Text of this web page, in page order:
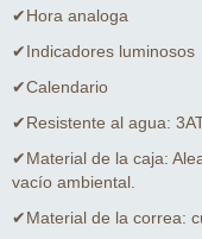
✔Hora analoga
✔Indicadores luminosos
✔Calendario
✔Resistente al agua:
✔Material de la caja:
vacío ambiental.
✔Material de la correa: